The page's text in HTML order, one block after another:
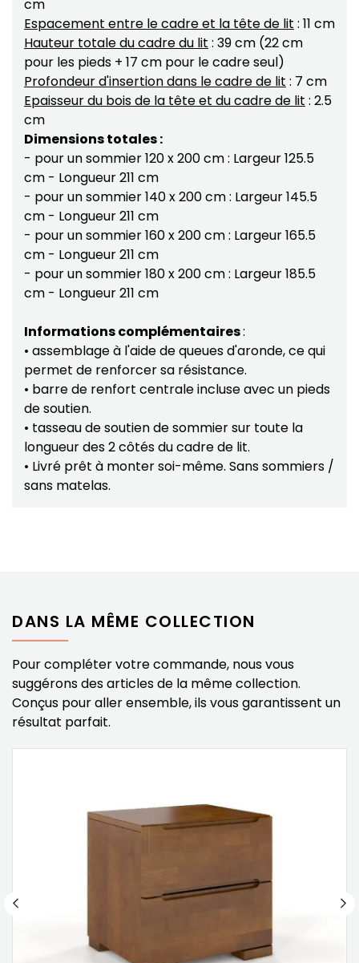
cm
Espacement entre le cadre et la tête de lit : 11 cm
Hauteur totale du cadre du lit : 39 cm (22 cm
pour les pieds + 17 cm pour le cadre seul)
Profondeur d'insertion dans le cadre de lit : 7 cm
Epaisseur du bois de la tête et du cadre de lit : 2.5
cm
Dimensions totales :
- pour un sommier 120 x 200 cm : Largeur 125.5
cm - Longueur 211 cm
- pour un sommier 140 x 200 cm : Largeur 145.5
cm - Longueur 211 cm
- pour un sommier 160 x 200 cm : Largeur 165.5
cm - Longueur 211 cm
- pour un sommier 180 x 200 cm : Largeur 185.5
cm - Longueur 211 cm
Informations complémentaires:
• assemblage à l'aide de queues d'aronde, ce qui
permet de renforcer sa résistance.
• barre de renfort centrale incluse avec un pieds
de soutien.
• tasseau de soutien de sommier sur toute la
longueur des 2 côtés du cadre de lit.
• Livré prêt à monter soi-même. Sans sommiers /
sans matelas.
DANS LA MÊME COLLECTION
Pour compléter votre commande, nous vous
suggérons des articles de la même collection.
Conçus pour aller ensemble, ils vous garantissent un
résultat parfait.